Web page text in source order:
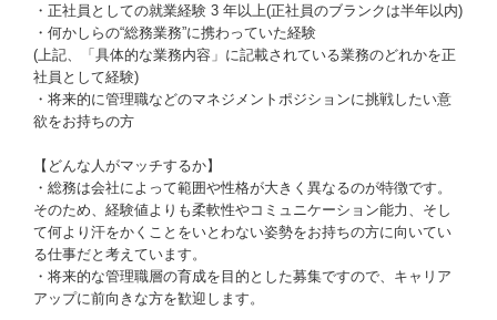
・正社員としての就業経験 3 年以上(正社員のブランクは半年以内)
・何かしらの“総務業務”に携わっていた経験
(上記、「具体的な業務内容」に記載されている業務のどれかを正
社員として経験)
・将来的に管理職などのマネジメントポジションに挑戦したい意
欲をお持ちの方
【どんな人がマッチするか】
・総務は会社によって範囲や性格が大きく異なるのが特徴です。
そのため、経験値よりも柔軟性やコミュニケーション能力、そし
て何より汗をかくことをいとわない姿勢をお持ちの方に向いてい
る仕事だと考えています。
・将来的な管理職層の育成を目的とした募集ですので、キャリア
アップに前向きな方を歓迎します。